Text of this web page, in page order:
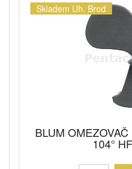
Skladem Uh. Brod
BLUM
104°